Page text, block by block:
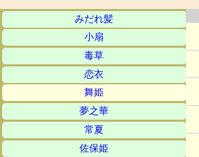
みだれ髪
小扇
毒草
恋衣
舞姫
夢之華
常夏
佐保姫